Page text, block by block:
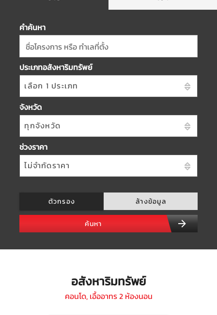
คำค้นหา
ชื่อโครงการ หรือ ทำเลที่ตั้ง
ประเภทอสังหาริมทรัพย์
เลือก 1 ประเภท
จังหวัด
ทุกจังหวัด
ช่วงราคา
ไม่จำกัดราคา
ตัวกรอง ล้างข้อมูล
ค้นหา
อสังหาริมทรัพย์
คอนโด, เอื้ออาทร 2 ห้องนอน